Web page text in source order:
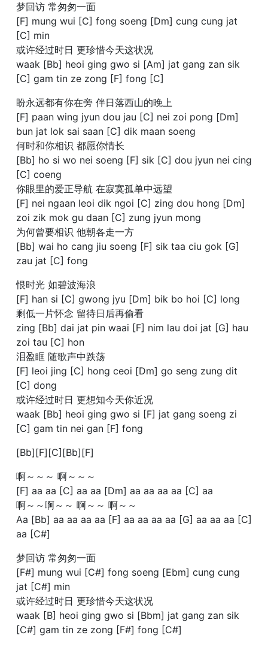
梦回访 常匆匆一面
[F] mung wui [C] fong soeng [Dm] cung cung jat
[C] min
或许经过时日 更珍惜今天这状况
waak [Bb] heoi ging gwo si [Am] jat gang zan sik
[C] gam tin ze zong [F] fong [C]
盼永远都有你在旁 伴日落西山的晚上
[F] paan wing jyun dou jau [C] nei zoi pong [Dm]
bun jat lok sai saan [C] dik maan soeng
何时和你相识 都愿你情长
[Bb] ho si wo nei soeng [F] sik [C] dou jyun nei cing
[C] coeng
你眼里的爱正导航 在寂寞孤单中远望
[F] nei ngaan leoi dik ngoi [C] zing dou hong [Dm]
zoi zik mok gu daan [C] zung jyun mong
为何曾要相识 他朝各走一方
[Bb] wai ho cang jiu soeng [F] sik taa ciu gok [G]
zau jat [C] fong
恨时光 如碧波海浪
[F] han si [C] gwong jyu [Dm] bik bo hoi [C] long
剩低一片怀念 留待日后再偷看
zing [Bb] dai jat pin waai [F] nim lau doi jat [G] hau
zoi tau [C] hon
泪盈眶 随歌声中跌荡
[F] leoi jing [C] hong ceoi [Dm] go seng zung dit
[C] dong
或许经过时日 更想知今天你近况
waak [Bb] heoi ging gwo si [F] jat gang soeng zi
[C] gam tin nei gan [F] fong
[Bb][F][C][Bb][F]
啊～～～ 啊～～～
[F] aa aa [C] aa aa [Dm] aa aa aa aa [C] aa
啊～～啊～～ 啊～～ 啊～～
Aa [Bb] aa aa aa aa [F] aa aa aa aa [G] aa aa aa [C]
aa [C#]
梦回访 常匆匆一面
[F#] mung wui [C#] fong soeng [Ebm] cung cung
jat [C#] min
或许经过时日 更珍惜今天这状况
waak [B] heoi ging gwo si [Bbm] jat gang zan sik
[C#] gam tin ze zong [F#] fong [C#]